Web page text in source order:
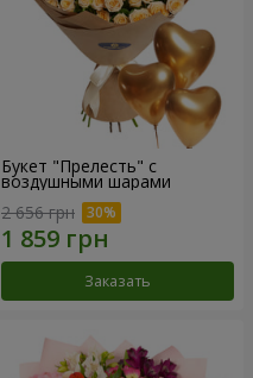
Букет "Прелесть" с
воздушными шарами
2 656 грн
Заказать